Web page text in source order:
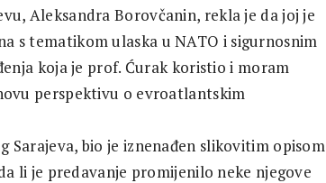
Aleksandra Borovčanin, rekla je da joj je
s tematikom ulaska u NATO i sigurnosnim
koja je prof. Ćurak koristio i moram
perspektivu o evroatlantskim
Sarajeva, bio je iznenađen slikovitim opisom
li je predavanje promijenilo neke njegove